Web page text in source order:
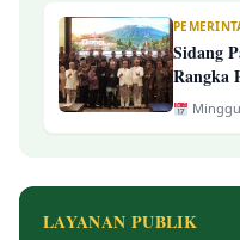
Sidang
Rangka
Kab.
LAYANAN PUBLIK